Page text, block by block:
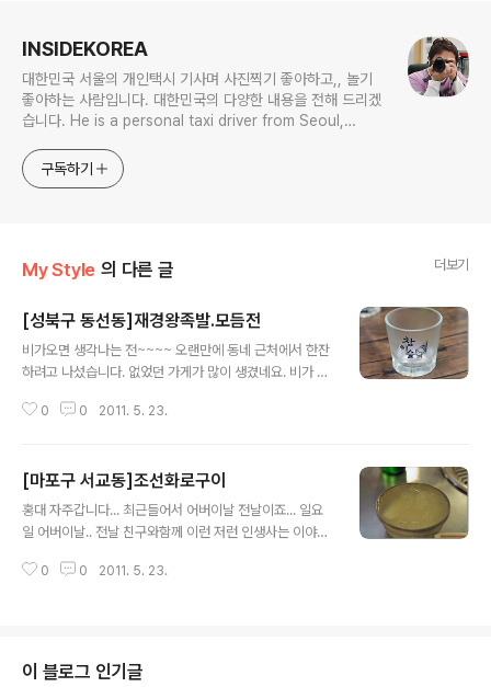
INSIDEKOREA
대한민국 서울의 개인택시 기사며 사진찍기 좋아하고,, 놀기
좋아하는 사람입니다. 대한민국의 다양한 내용을 전해 드리겠
습니다. He is a personal taxi driver from Seoul,
play. I will give you various contents of Korea.
구독하기
My Style 의 다른 글 더보기
[성북구 동선동]재경왕족발.모듬전
비가오면 생각나는 전~~~~ 오랜만에 동네 근처에서 한잔
하려고 나섰습니다. 없었던 가게가 많이 생겼네요. 비가 오
가게가 있어 들어가 봅니다. 허걱~ 족발대를 시키면... 가격
찬.. 양!!! 결론!!! 남겼죠 ㅠㅠ 쫄깃한 족발에 따끈한 모듬
전... 거기에 시원한 막걸리나 소주.. 딱입니다. 이곳의 또다
른 묘미... 술마시러 왔다가 해장하고 갑니다. 시원한 김칫
300 & Sigma 24-70 F2.8 EX DG 2011-05-09
0 0 2011. 5. 23.
[마포구 서교동]조선화로구이
홍대 자주갑니다... 최근들어서 어버이날 전날이죠... 일요
일 어버이날.. 전날 친구와함께 이런 저런 인생사는 이야기
으나 만원이라서 이곳으로 이동하게 되었습니다. 정육점형
뚝딱.... 예전 청기와주유소 건너편에 위치합니다. Nikon
0 0 2011. 5. 23.
이 블로그 인기글